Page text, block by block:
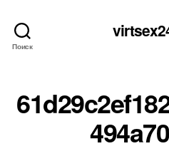
Поиск